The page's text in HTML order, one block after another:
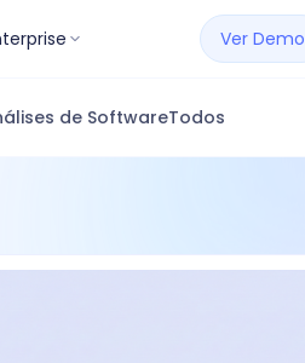
Ver Demo
de SoftwareTodos